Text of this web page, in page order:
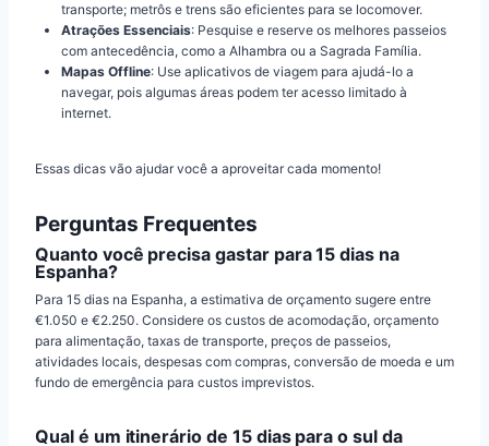
transporte; metrôs e trens são eficientes para se locomover.
Atrações Essenciais: Pesquise e reserve os melhores passeios
com antecedência, como a Alhambra ou a Sagrada Família.
Mapas Offline: Use aplicativos de viagem para ajudá-lo a
navegar, pois algumas áreas podem ter acesso limitado à
internet.
Essas dicas vão ajudar você a aproveitar cada momento!
Perguntas Frequentes
Quanto você precisa gastar para 15 dias na
Espanha?
Para 15 dias na Espanha, a estimativa de orçamento sugere entre
€1.050 e €2.250. Considere os custos de acomodação, orçamento
para alimentação, taxas de transporte, preços de passeios,
atividades locais, despesas com compras, conversão de moeda e um
fundo de emergência para custos imprevistos.
Qual é um itinerário de 15 dias para o sul da